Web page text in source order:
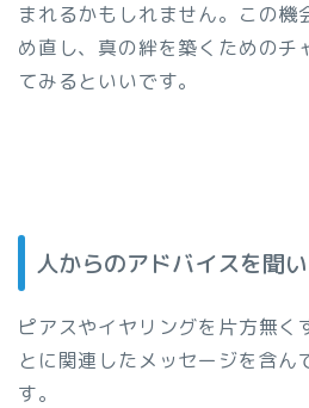
まれるかもしれません。この機
め直し、真の絆を築くためのチ
てみるといいです。
人からのアドバイスを聞
ピアスやイヤリングを片方無く
とに関連したメッセージを含ん
す。